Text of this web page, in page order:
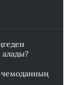
алады?
чемоданның